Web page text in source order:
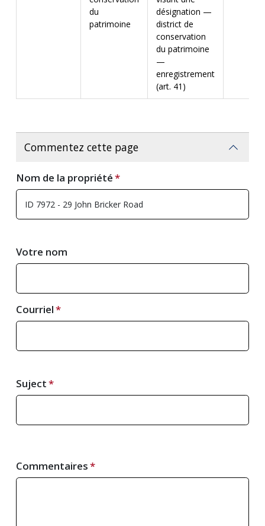
du
patrimoine
désignation —
district de
conservation
du patrimoine
—
enregistrement
(art. 41)
Commentez cette page
Nom de la propriété
Votre nom
Courriel
Suject
Commentaires